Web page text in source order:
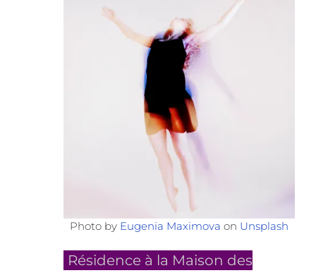
Photo by Eugenia Maximova on Unsplash
Résidence à la Maison des